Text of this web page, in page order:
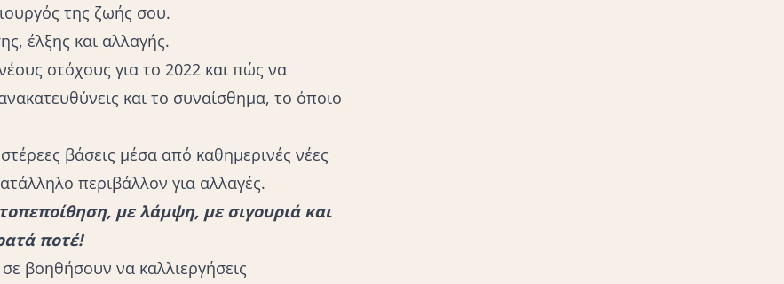
της ζωής σου.
έλξης και αλλαγής.
στόχους για το 2022 και πώς να
και το συναίσθημα, το όποιο
βάσεις μέσα από καθημερινές νέες
περιβάλλον για αλλαγές.
με λάμψη, με σιγουριά και
ποτέ!
βοηθήσουν να καλλιεργήσεις